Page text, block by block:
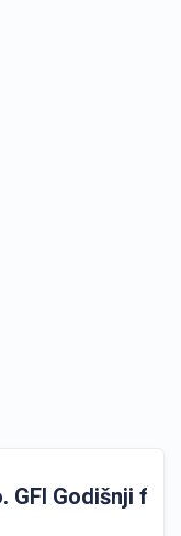
GFI Godišnji